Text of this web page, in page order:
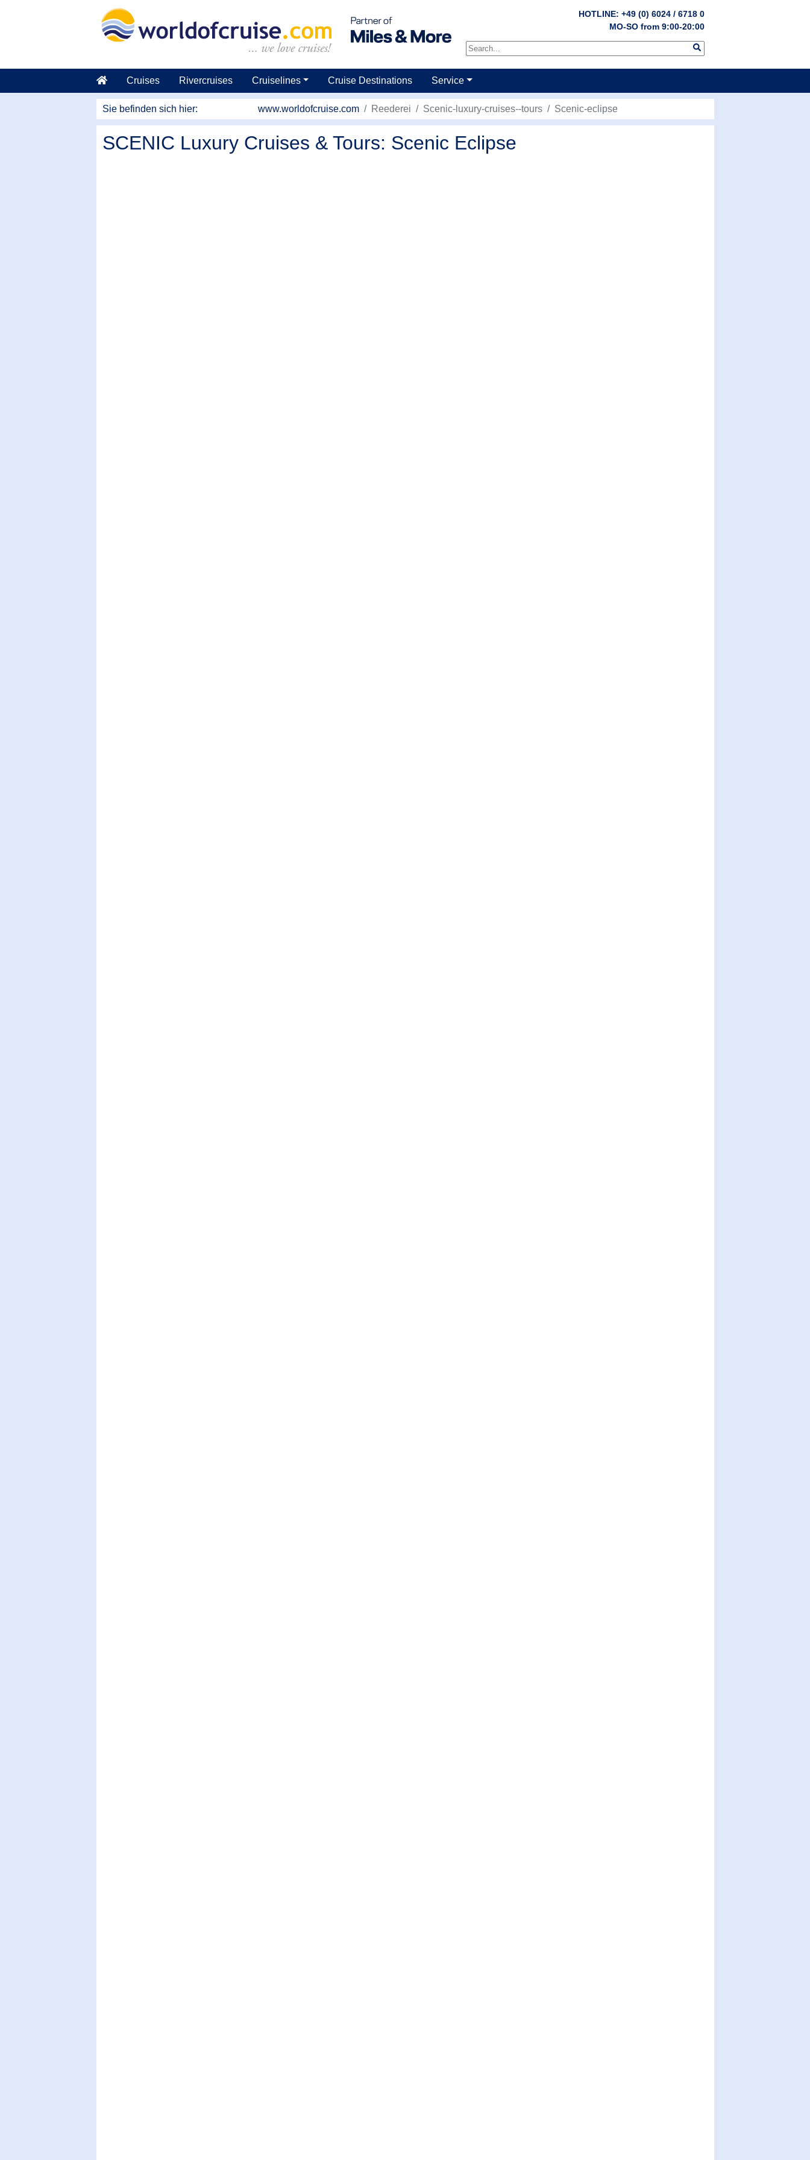
HOTLINE: +49 (0) 6024 / 6718 0
MO-SO from 9:00-20:00
weiter zum Haupkontent
Cruises Rivercruises Cruiselines Cruise Destinations Service
Sie befinden sich hier: www.worldofcruise.com Reederei Scenic-luxury-cruises--tours Scenic-eclipse
SCENIC Luxury Cruises & Tours: Scenic Eclipse